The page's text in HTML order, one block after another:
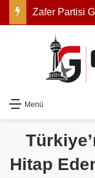
Menü
Hitap